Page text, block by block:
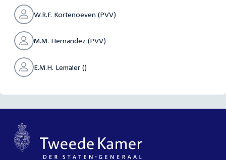
W.R.F. Kortenoeven (PVV)
M.M. Hernandez (PVV)
E.M.H. Lemaier ()